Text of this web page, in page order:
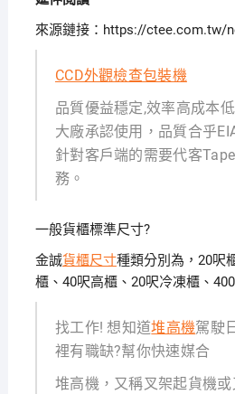
來源鏈接：https://ctee.com.tw/
CCD外觀檢查包裝機
品質優益穩定,效率高成本
大廠承認使用，品質合乎
針對客戶端的需要代客
務。
一般貨櫃標準尺寸?
金誠貨櫃尺寸種類分別為，20呎
櫃、40呎高櫃、20呎冷凍櫃、
找工作! 想知道堆高機駕駛
裡有職缺?幫你快速媒合
堆高機，又稱叉架起貨機